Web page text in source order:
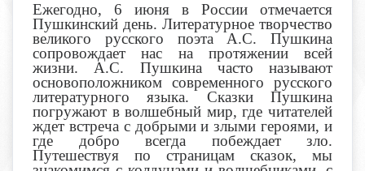
Ежегодно, 6 июня в России отмечается
Пушкинский день. Литературное творчество
великого русского поэта А.С. Пушкина
сопровождает нас на протяжении всей
жизни. А.С. Пушкина часто называют
основоположником современного русского
литературного языка. Сказки Пушкина
погружают в волшебный мир, где читателей
ждет встреча с добрыми и злыми героями, и
где добро всегда побеждает зло.
Путешествуя по страницам сказок, мы